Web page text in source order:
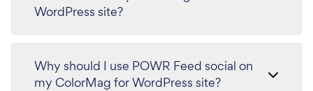
WordPress site?
Why should I use POWR Feed social on
my ColorMag for WordPress site?